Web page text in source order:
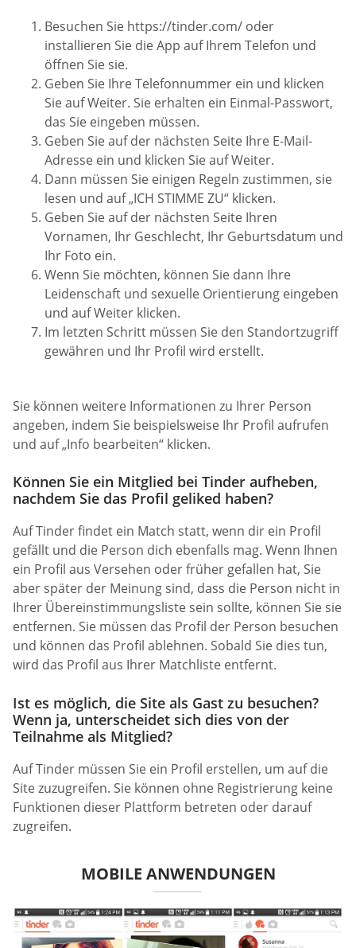
Besuchen Sie https://tinder.com/ oder
installieren Sie die App auf Ihrem Telefon und
öffnen Sie sie.
Geben Sie Ihre Telefonnummer ein und klicken
Sie auf Weiter. Sie erhalten ein Einmal-Passwort,
das Sie eingeben müssen.
Geben Sie auf der nächsten Seite Ihre E-Mail-
Adresse ein und klicken Sie auf Weiter.
Dann müssen Sie einigen Regeln zustimmen, sie
lesen und auf „ICH STIMME ZU“ klicken.
Geben Sie auf der nächsten Seite Ihren
Vornamen, Ihr Geschlecht, Ihr Geburtsdatum und
Ihr Foto ein.
Wenn Sie möchten, können Sie dann Ihre
Leidenschaft und sexuelle Orientierung eingeben
und auf Weiter klicken.
Im letzten Schritt müssen Sie den Standortzugriff
gewähren und Ihr Profil wird erstellt.
Sie können weitere Informationen zu Ihrer Person
angeben, indem Sie beispielsweise Ihr Profil aufrufen
und auf „Info bearbeiten“ klicken.
Können Sie ein Mitglied bei Tinder aufheben,
nachdem Sie das Profil geliked haben?
Auf Tinder findet ein Match statt, wenn dir ein Profil
gefällt und die Person dich ebenfalls mag. Wenn Ihnen
ein Profil aus Versehen oder früher gefallen hat, Sie
aber später der Meinung sind, dass die Person nicht in
Ihrer Übereinstimmungsliste sein sollte, können Sie sie
entfernen. Sie müssen das Profil der Person besuchen
und können das Profil ablehnen. Sobald Sie dies tun,
wird das Profil aus Ihrer Matchliste entfernt.
Ist es möglich, die Site als Gast zu besuchen?
Wenn ja, unterscheidet sich dies von der
Teilnahme als Mitglied?
Auf Tinder müssen Sie ein Profil erstellen, um auf die
Site zuzugreifen. Sie können ohne Registrierung keine
Funktionen dieser Plattform betreten oder darauf
zugreifen.
MOBILE ANWENDUNGEN